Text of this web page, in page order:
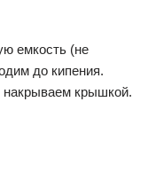
емкость (не
до кипения.
крышкой.